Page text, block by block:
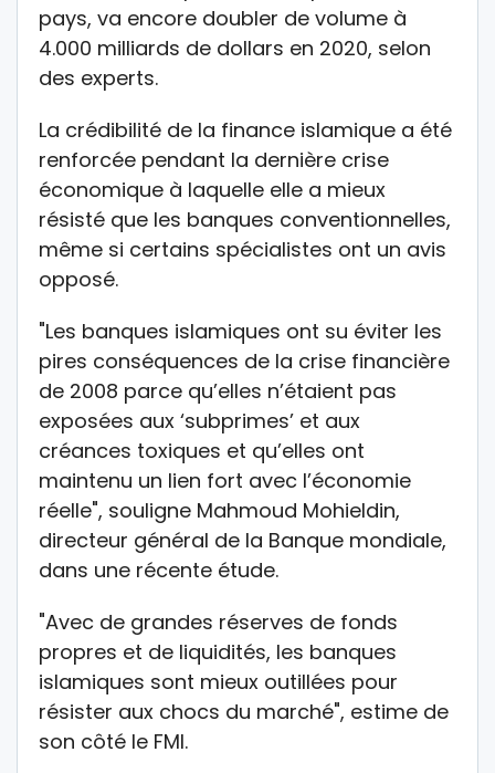
pays, va encore doubler de volume à
4.000 milliards de dollars en 2020, selon
des experts.
La crédibilité de la finance islamique a été
renforcée pendant la dernière crise
économique à laquelle elle a mieux
résisté que les banques conventionnelles,
même si certains spécialistes ont un avis
opposé.
"Les banques islamiques ont su éviter les
pires conséquences de la crise financière
de 2008 parce qu’elles n’étaient pas
exposées aux ‘subprimes’ et aux
créances toxiques et qu’elles ont
maintenu un lien fort avec l’économie
réelle", souligne Mahmoud Mohieldin,
directeur général de la Banque mondiale,
dans une récente étude.
"Avec de grandes réserves de fonds
propres et de liquidités, les banques
islamiques sont mieux outillées pour
résister aux chocs du marché", estime de
son côté le FMI.